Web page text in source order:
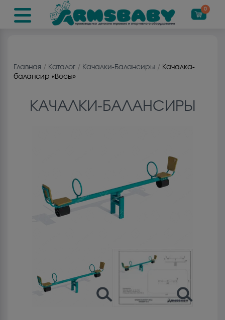
0
Главная / Каталог / Качалки-Балансиры / Качалка-
балансир «Весы»
КАЧАЛКИ-БАЛАНСИРЫ